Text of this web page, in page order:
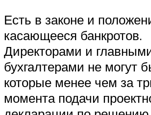
Есть в законе и
касающееся банкротов.
Директорами и
бухгалтерами не могут
которые менее чем за
момента подачи